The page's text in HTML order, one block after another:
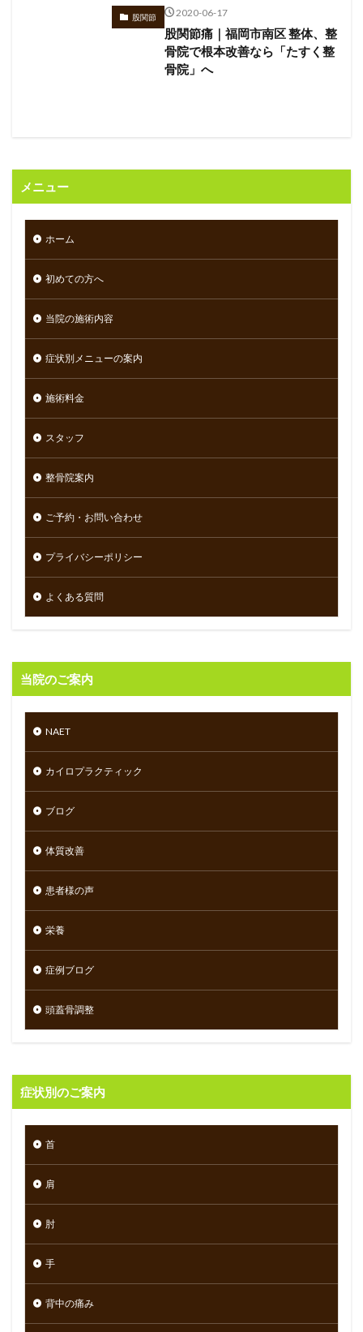
股関節 2020-06-17
股関節痛｜福岡市南区 整体、整
骨院で根本改善なら「たすく整
骨院」へ
メニュー
ホーム
初めての方へ
当院の施術内容
症状別メニューの案内
施術料金
スタッフ
整骨院案内
ご予約・お問い合わせ
プライバシーポリシー
よくある質問
当院のご案内
NAET
カイロプラクティック
ブログ
体質改善
患者様の声
栄養
症例ブログ
頭蓋骨調整
症状別のご案内
首
肩
肘
手
背中の痛み